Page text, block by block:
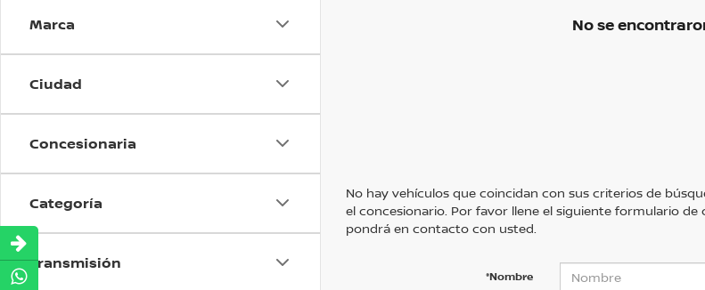
Marca
Ciudad
Concesionaria
Categoría
Transmisión
No se
No hay vehículos que coincidan con sus criterios de
el concesionario. Por favor llene el siguiente formulario
pondrá en contacto con usted.
*Nombre